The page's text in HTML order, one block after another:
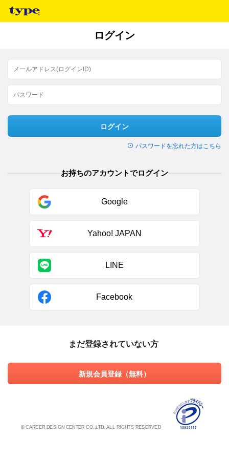
ログイン
ログイン
パスワードを忘れた方はこちら
お持ちのアカウントでログイン
Google
Yahoo! JAPAN
LINE
Facebook
まだ登録されていない方
新規会員登録（無料）
© CAREER DESIGN CENTER CO.,LTD. ALL RIGHTS RESERVED